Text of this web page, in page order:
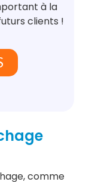
à la
clients !
comme